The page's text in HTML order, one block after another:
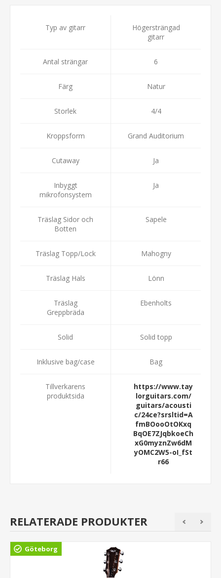
Typ av gitarr
Högersträngad
gitarr
Antal strängar 6
Färg Natur
Storlek 4/4
Kroppsform Grand Auditorium
Cutaway Ja
Inbyggt
mikrofonsystem
Ja
Träslag Sidor och
Botten
Sapele
Träslag Topp/Lock Mahogny
Träslag Hals Lönn
Träslag
Greppbräda
Ebenholts
Solid Solid topp
Inklusive bag/case Bag
Tillverkarens
produktsida
https://www.tay
lorguitars.com/
guitars/acousti
c/24ce?srsltid=A
fmBOooOtOKxq
BqOE7ZJqbkoeCh
xG0myznZw6dM
yOMC2W5-oI_fSt
r66
RELATERADE PRODUKTER
Göteborg